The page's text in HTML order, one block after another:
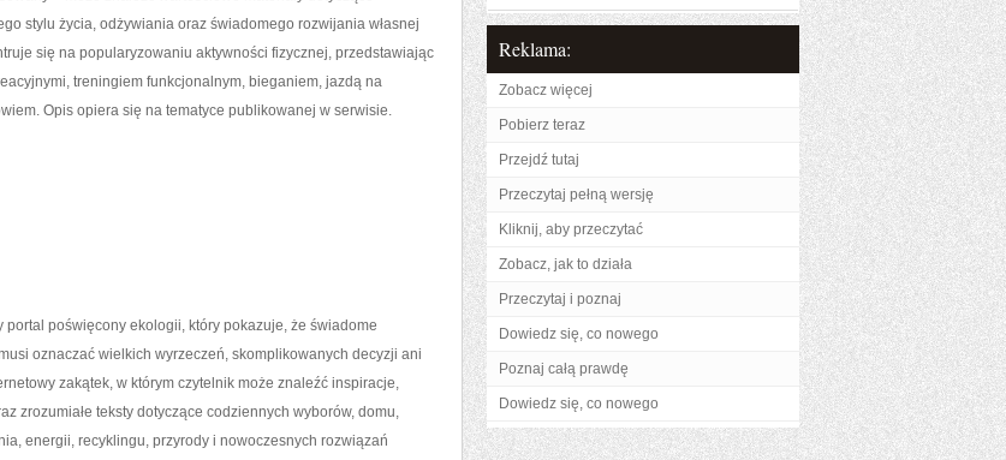
stylu życia, odżywiania oraz świadomego rozwijania własnej
się na popularyzowaniu aktywności fizycznej, przedstawiając
treningiem funkcjonalnym, bieganiem, jazdą na
Opis opiera się na tematyce publikowanej w serwisie.
portal poświęcony ekologii, który pokazuje, że świadome
oznaczać wielkich wyrzeczeń, skomplikowanych decyzji ani
zakątek, w którym czytelnik może znaleźć inspiracje,
zrozumiałe teksty dotyczące codziennych wyborów, domu,
energii, recyklingu, przyrody i nowoczesnych rozwiązań
Reklama:
Zobacz więcej
Pobierz teraz
Przejdź tutaj
Przeczytaj pełną wersję
Kliknij, aby przeczytać
Zobacz, jak to działa
Przeczytaj i poznaj
Dowiedz się, co nowego
Poznaj całą prawdę
Dowiedz się, co nowego